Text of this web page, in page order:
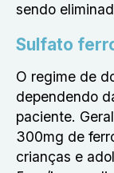
sendo
Sulfato
O regime de
dependendo
paciente.
300mg de
crianças e